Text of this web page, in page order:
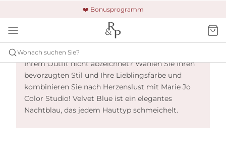
❤️ Bonusprogramm
🚚 Kostenloser Versand und Rückgabe
🔒 Gesicherte Zahlung
Wonach suchen Sie?
Marie Jo Color Studio - Velvet Blue
Ein angesagter und bequemer Slip, der sich unter
Ihrem Outfit nicht abzeichnet? Wählen Sie Ihren
bevorzugten Stil und Ihre Lieblingsfarbe und
kombinieren Sie nach Herzenslust mit Marie Jo
Color Studio! Velvet Blue ist ein elegantes
Nachtblau, das jedem Hauttyp schmeichelt.